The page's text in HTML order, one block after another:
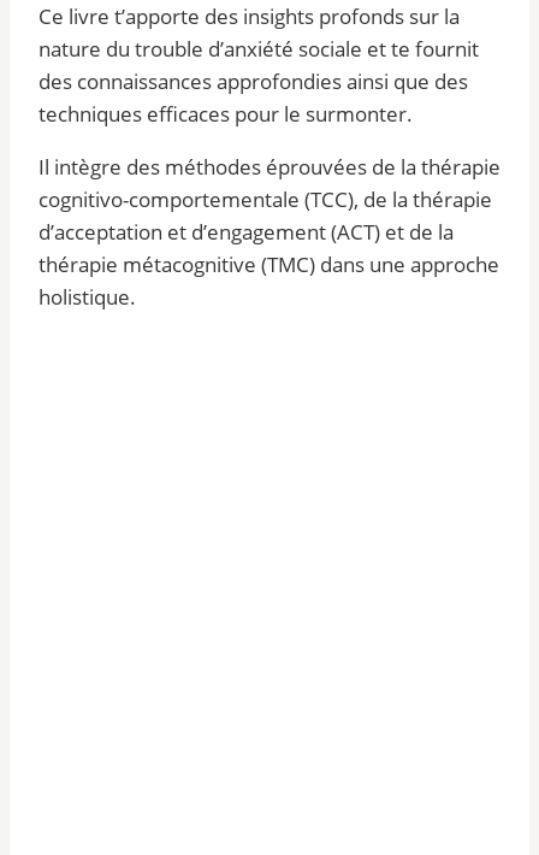
Ce livre t’apporte des insights profonds sur la
nature du trouble d’anxiété sociale et te fournit
des connaissances approfondies ainsi que des
techniques efficaces pour le surmonter.
Il intègre des méthodes éprouvées de la thérapie
cognitivo-comportementale (TCC), de la thérapie
d’acceptation et d’engagement (ACT) et de la
thérapie métacognitive (TMC) dans une approche
holistique.